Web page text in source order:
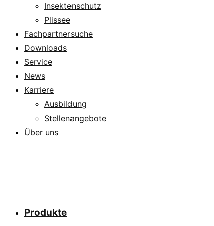
Insektenschutz
Plissee
Fachpartnersuche
Downloads
Service
News
Karriere
Ausbildung
Stellenangebote
Über uns
Produkte